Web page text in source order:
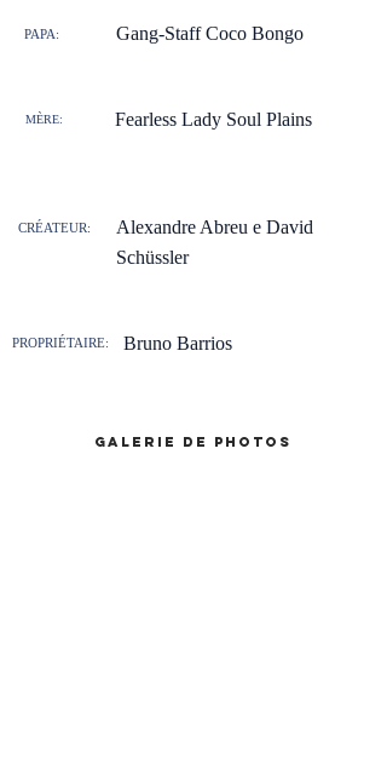
PAPA: Gang-Staff Coco Bongo
MÈRE: Fearless Lady Soul Plains
Alexandre Abreu e David
Schüssler
CRÉATEUR:
PROPRIÉTAIRE: Bruno Barrios
galerie de photos